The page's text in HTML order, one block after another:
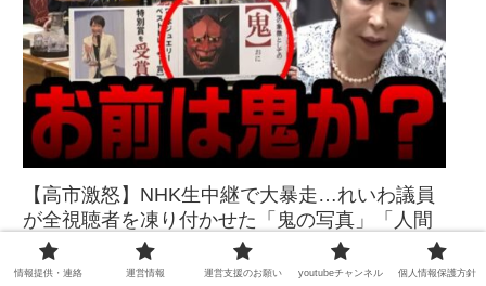
【高市激怒】NHK生中継で大暴走…れいわ議員
が全視聴者を凍り付かせた「鬼の写真」「人間
の心は？」最悪の誹謗中傷で懲罰か？【KSLチ
ャンネル】
情報提供・連絡 運営情報 運営支援のお願い youtubeチャンネル 個人情報保護方針